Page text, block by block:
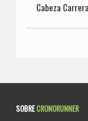
Cabeza
SOBRECRONORUNNER